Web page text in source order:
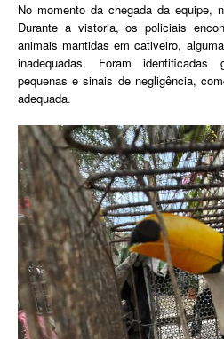
No momento da chegada da equipe,
Durante a vistoria, os policiais
animais mantidas em cativeiro,
inadequadas. Foram identificadas
pequenas e sinais de negligência,
adequada.